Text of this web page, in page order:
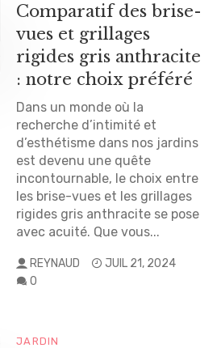
Comparatif des brise-
vues et grillages
rigides gris anthracite
: notre choix préféré
Dans un monde où la
recherche d’intimité et
d’esthétisme dans nos jardins
est devenu une quête
incontournable, le choix entre
les brise-vues et les grillages
rigides gris anthracite se pose
avec acuité. Que vous...
REYNAUD
JUIL 21, 2024
0
JARDIN